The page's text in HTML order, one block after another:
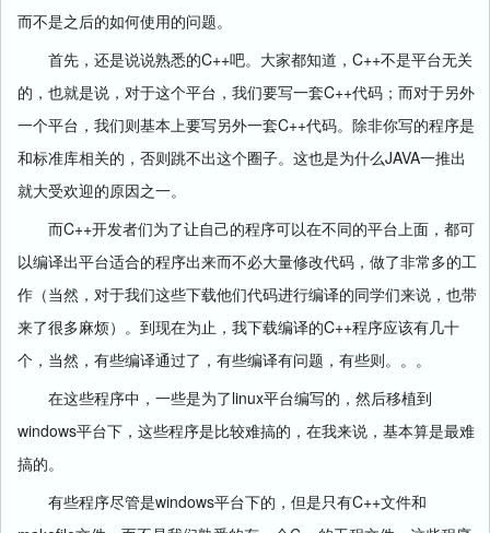
而不是之后的如何使用的问题。
首先，还是说说熟悉的C++吧。大家都知道， C++不是平台无关
的，也就是说，对于这个平台，我们要写一套C++代码；而对于另外
一个平台，我们则基本上要写另外一套C++代码。除非你写的程序是
和标准库相关的，否则跳不出这个圈子。这也是为什么JAVA一推出
就大受欢迎的原因之一。
而C++开发者们为了让自己的程序可以在不同的平台上面，都可
以编译出平台适合的程序出来而不必大量修改代码，做了非常多的工
作（当然，对于我们这些下载他们代码进行编译的同学们来说，也带
来了很多麻烦）。到现在为止，我下载编译的C++程序应该有几十
个，当然，有些编译通过了，有些编译有问题，有些则。。。
在这些程序中，一些是为了 linux平台编写的，然后移植到
windows平台下，这些程序是比较难搞的，在我来说，基本算是最难
搞的。
有些程序尽管是windows平台下的，但是只有C++文件和